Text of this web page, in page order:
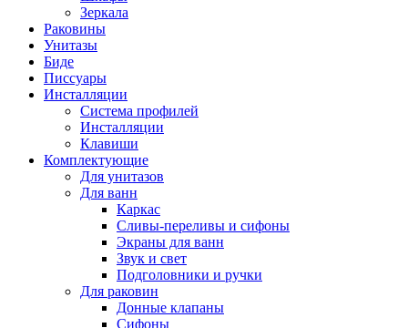
Зеркала
Раковины
Унитазы
Биде
Писсуары
Инсталляции
Система профилей
Инсталляции
Клавиши
Комплектующие
Для унитазов
Для ванн
Каркас
Сливы-переливы и сифоны
Экраны для ванн
Звук и свет
Подголовники и ручки
Для раковин
Донные клапаны
Сифоны